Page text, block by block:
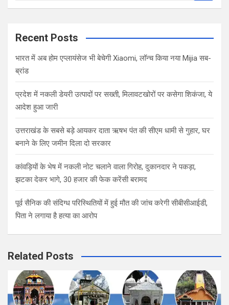
a
c
Recent Posts
भारत में अब होम एप्लायंसेज भी बेचेगी Xiaomi, लॉन्च किया नया Mijia सब-
ब्रांड
प्रदेश में नकली डेयरी उत्पादों पर सख्ती, मिलावटखोरों पर कसेगा शिकंजा, ये
आदेश हुआ जारी
उत्तराखंड के सबसे बड़े आयकर दाता ऋषभ पंत की सीएम धामी से गुहार, घर
बनाने के लिए जमीन दिला दो सरकार
कांवड़ियों के भेष में नकली नोट चलाने वाला गिरोह, दुकानदार ने पकड़ा,
झटका देकर भागे, 30 हजार की फेक करेंसी बरामद
पूर्व सैनिक की संदिग्ध परिस्थितियों में हुई मौत की जांच करेगी सीबीसीआईडी,
पिता ने लगाया है हत्या का आरोप
Related Posts